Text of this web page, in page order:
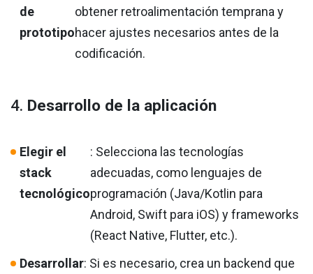
de
prototipo
obtener retroalimentación temprana y
hacer ajustes necesarios antes de la
codificación.
4. Desarrollo de la aplicación
Elegir el
stack
tecnológico
: Selecciona las tecnologías
adecuadas, como lenguajes de
programación (Java/Kotlin para
Android, Swift para iOS) y frameworks
(React Native, Flutter, etc.).
Desarrollar: Si es necesario, crea un backend que